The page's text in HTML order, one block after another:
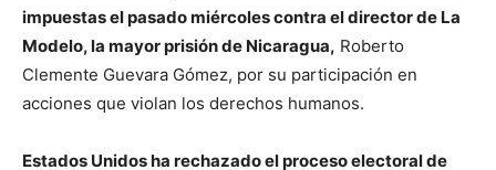
impuestas el pasado miércoles contra el director de La
Modelo, la mayor prisión de Nicaragua, Roberto
Clemente Guevara Gómez, por su participación en
acciones que violan los derechos humanos.
Estados Unidos ha rechazado el proceso electoral de